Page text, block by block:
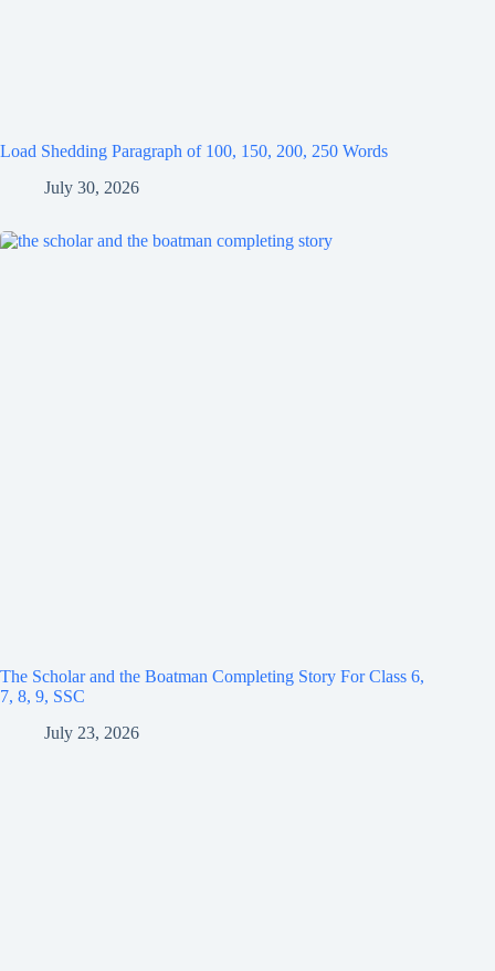
Load Shedding Paragraph of 100, 150, 200, 250 Words
July 30, 2026
The Scholar and the Boatman Completing Story For Class 6,
7, 8, 9, SSC
July 23, 2026